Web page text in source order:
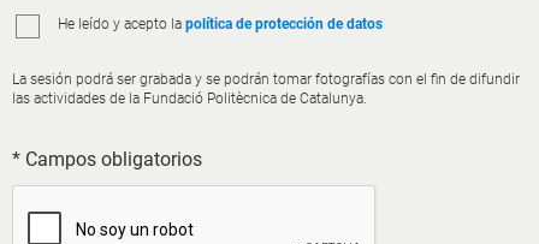
He leído y acepto la política de protección de datos
La sesión podrá ser grabada y se podrán tomar fotografías con el fin de difundir
las actividades de la Fundació Politècnica de Catalunya.
* Campos obligatorios